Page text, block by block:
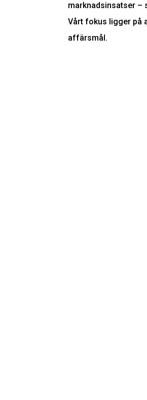
marknadsinsatser –
Vårt fokus ligger på
affärsmål.